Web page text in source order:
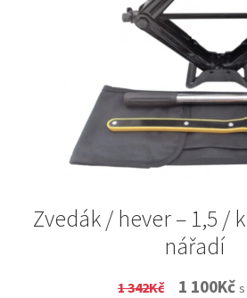
Zvedák / hever – 1,5 /
nářadí
1 342Kč
Original
1 100Kč s